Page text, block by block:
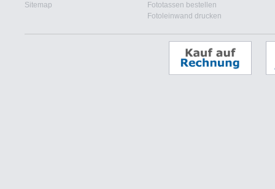
Sitemap
Fototassen bestellen
Fotoleinwand drucken